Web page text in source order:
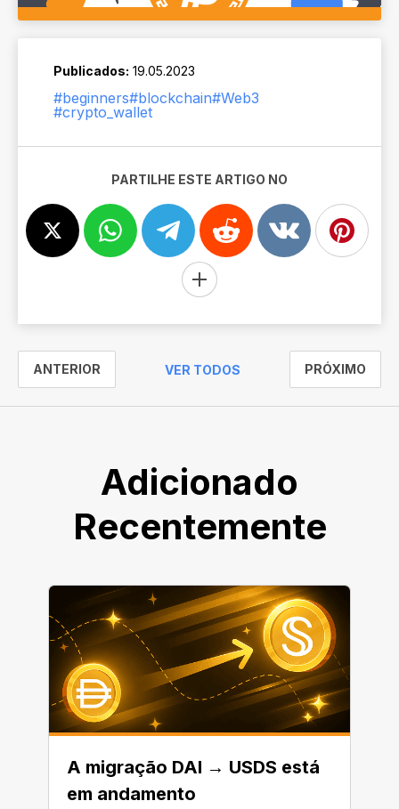
Publicados: 19.05.2023
#beginners#blockchain#Web3
#crypto_wallet
PARTILHE ESTE ARTIGO NO
ANTERIOR VER TODOS PRÓXIMO
Adicionado
Recentemente
A migração DAI → USDS está
em andamento